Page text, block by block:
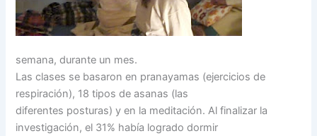
semana, durante un mes.
Las clases se basaron en pranayamas (ejercicios de
respiración), 18 tipos de asanas (las
diferentes posturas) y en la meditación. Al finalizar la
investigación, el 31% había logrado dormir